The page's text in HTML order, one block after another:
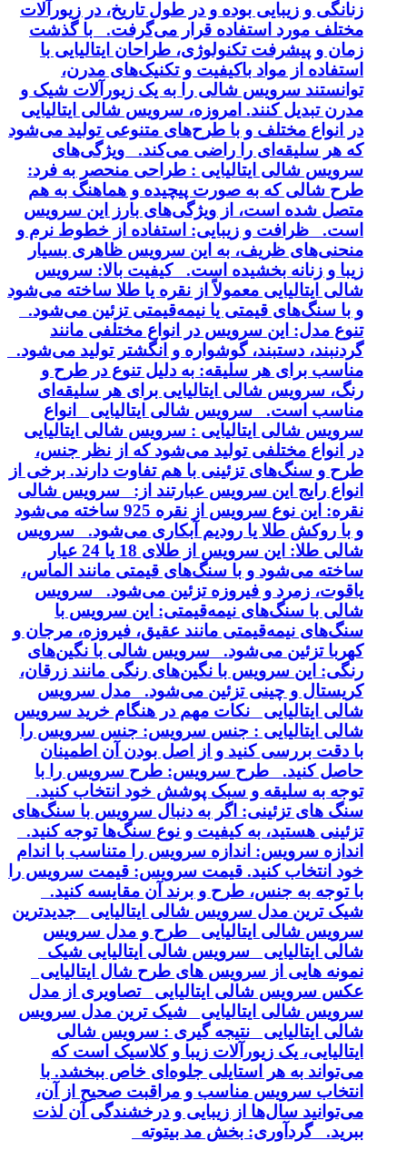
زنانگی و زیبایی بوده و در طول تاریخ، در زیورآلات
مختلف مورد استفاده قرار می‌گرفت. با گذشت
زمان و پیشرفت تکنولوژی، طراحان ایتالیایی با
استفاده از مواد باکیفیت و تکنیک‌های مدرن،
توانستند سرویس شالی را به یک زیورآلات شیک و
مدرن تبدیل کنند. امروزه، سرویس شالی ایتالیایی
در انواع مختلف و با طرح‌های متنوعی تولید می‌شود
که هر سلیقه‌ای را راضی می‌کند. ویژگی‌های
سرویس شالی ایتالیایی : طراحی منحصر به فرد:
طرح شالی که به صورت پیچیده و هماهنگ به هم
متصل شده است، از ویژگی‌های بارز این سرویس
است. ظرافت و زیبایی: استفاده از خطوط نرم و
منحنی‌های ظریف، به این سرویس ظاهری بسیار
زیبا و زنانه بخشیده است. کیفیت بالا: سرویس
شالی ایتالیایی معمولاً از نقره یا طلا ساخته می‌شود
و با سنگ‌های قیمتی یا نیمه‌قیمتی تزئین می‌شود.
تنوع مدل: این سرویس در انواع مختلفی مانند
گردنبند، دستبند، گوشواره و انگشتر تولید می‌شود.
مناسب برای هر سلیقه: به دلیل تنوع در طرح و
رنگ، سرویس شالی ایتالیایی برای هر سلیقه‌ای
مناسب است. سرویس شالی ایتالیایی انواع
سرویس شالی ایتالیایی : سرویس شالی ایتالیایی
در انواع مختلفی تولید می‌شود که از نظر جنس،
طرح و سنگ‌های تزئینی با هم تفاوت دارند. برخی از
انواع رایج این سرویس عبارتند از: سرویس شالی
نقره: این نوع سرویس از نقره 925 ساخته می‌شود
و با روکش طلا یا رودیم آبکاری می‌شود. سرویس
شالی طلا: این سرویس از طلای 18 یا 24 عیار
ساخته می‌شود و با سنگ‌های قیمتی مانند الماس،
یاقوت، زمرد و فیروزه تزئین می‌شود. سرویس
شالی با سنگ‌های نیمه‌قیمتی: این سرویس با
سنگ‌های نیمه‌قیمتی مانند عقیق، فیروزه، مرجان و
کهربا تزئین می‌شود. سرویس شالی با نگین‌های
رنگی: این سرویس با نگین‌های رنگی مانند زرقان،
کریستال و چینی تزئین می‌شود. مدل سرویس
شالی ایتالیایی نکات مهم در هنگام خرید سرویس
شالی ایتالیایی : جنس سرویس: جنس سرویس را
با دقت بررسی کنید و از اصل بودن آن اطمینان
حاصل کنید. طرح سرویس: طرح سرویس را با
توجه به سلیقه و سبک پوشش خود انتخاب کنید.
سنگ های تزئینی: اگر به دنبال سرویس با سنگ‌های
تزئینی هستید، به کیفیت و نوع سنگ‌ها توجه کنید.
اندازه سرویس: اندازه سرویس را متناسب با اندام
خود انتخاب کنید. قیمت سرویس: قیمت سرویس را
با توجه به جنس، طرح و برند آن مقایسه کنید.
شیک ترین مدل سرویس شالی ایتالیایی جدیدترین
سرویس شالی ایتالیایی طرح و مدل سرویس
شالی ایتالیایی سرویس شالی ایتالیایی شیک
نمونه هایی از سرویس های طرح شال ایتالیایی
عکس سرویس شالی ایتالیایی تصاویری از مدل
سرویس شالی ایتالیایی شیک ترین مدل سرویس
شالی ایتالیایی نتیجه گیری : سرویس شالی
ایتالیایی، یک زیورآلات زیبا و کلاسیک است که
می‌تواند به هر استایلی جلوه‌ای خاص ببخشد. با
انتخاب سرویس مناسب و مراقبت صحیح از آن،
می‌توانید سال‌ها از زیبایی و درخشندگی آن لذت
ببرید. گردآوری: بخش مد بیتوته